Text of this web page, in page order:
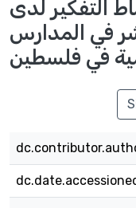
التفكير لدى
في المدارس
في فلسطين